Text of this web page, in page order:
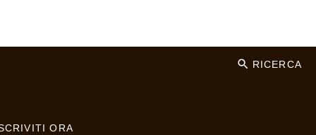
ORA
RICERCA